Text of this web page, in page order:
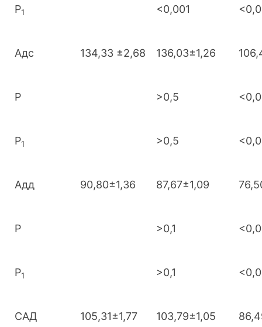
Р1 <0,001
Адс 134,33 ±2,68 136,03±1,26
Р >0,5
Р1 >0,5
Адд 90,80±1,36 87,67±1,09
Р >0,1
Р1 >0,1
САД 105,31±1,77 103,79±1,05